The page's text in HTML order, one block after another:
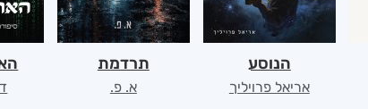
הנוסע
אריאל פרויליך
תרדמת
א. פ.